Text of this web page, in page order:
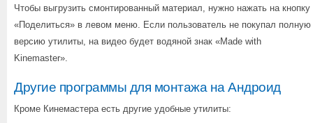
Чтобы выгрузить смонтированный материал, нужно нажать на кнопку
«Поделиться» в левом меню. Если пользователь не покупал полную
версию утилиты, на видео будет водяной знак «Made with
Kinemaster».
Другие программы для монтажа на Андроид
Кроме Кинемастера есть другие удобные утилиты: